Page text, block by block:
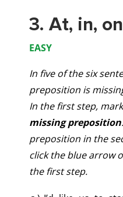
3. At, in, on
EASY